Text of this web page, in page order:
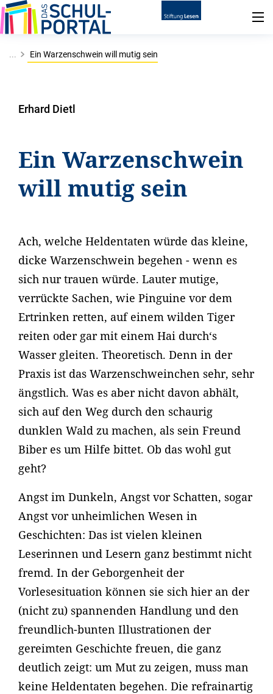
... Ein Warzenschwein will mutig sein
Erhard Dietl
Ein Warzenschwein
will mutig sein
Ach, welche Heldentaten würde das kleine,
dicke Warzenschwein begehen - wenn es
sich nur trauen würde. Lauter mutige,
verrückte Sachen, wie Pinguine vor dem
Ertrinken retten, auf einem wilden Tiger
reiten oder gar mit einem Hai durch‘s
Wasser gleiten. Theoretisch. Denn in der
Praxis ist das Warzenschweinchen sehr, sehr
ängstlich. Was es aber nicht davon abhält,
sich auf den Weg durch den schaurig
dunklen Wald zu machen, als sein Freund
Biber es um Hilfe bittet. Ob das wohl gut
geht?
Angst im Dunkeln, Angst vor Schatten, sogar
Angst vor unheimlichen Wesen in
Geschichten: Das ist vielen kleinen
Leserinnen und Lesern ganz bestimmt nicht
fremd. In der Geborgenheit der
Vorlesesituation können sie sich hier an der
(nicht zu) spannenden Handlung und den
freundlich-bunten Illustrationen der
gereimten Geschichte freuen, die ganz
deutlich zeigt: um Mut zu zeigen, muss man
keine Heldentaten begehen. Die refrainartig